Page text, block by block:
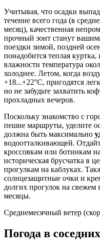
Учитывая, что осадки
течение всего года (в
месяц), качественная
прочный зонт станут
поездки зимой, поздней
понадобится теплая
влажности температура
холоднее. Летом, когда
+18...+22°C, пригодятся
но не забудьте захватить
прохладных вечеров.
Поскольку знакомство с
пешие маршруты, уделите
должна быть максимально
водоотталкивающей.
кроссовкам или ботинкам
историческая брусчатка в
прогулкам на каблуках.
солнцезащитные очки и
долгих прогулок на свежем
месяцы.
Среднемесячный ветер
Погода в